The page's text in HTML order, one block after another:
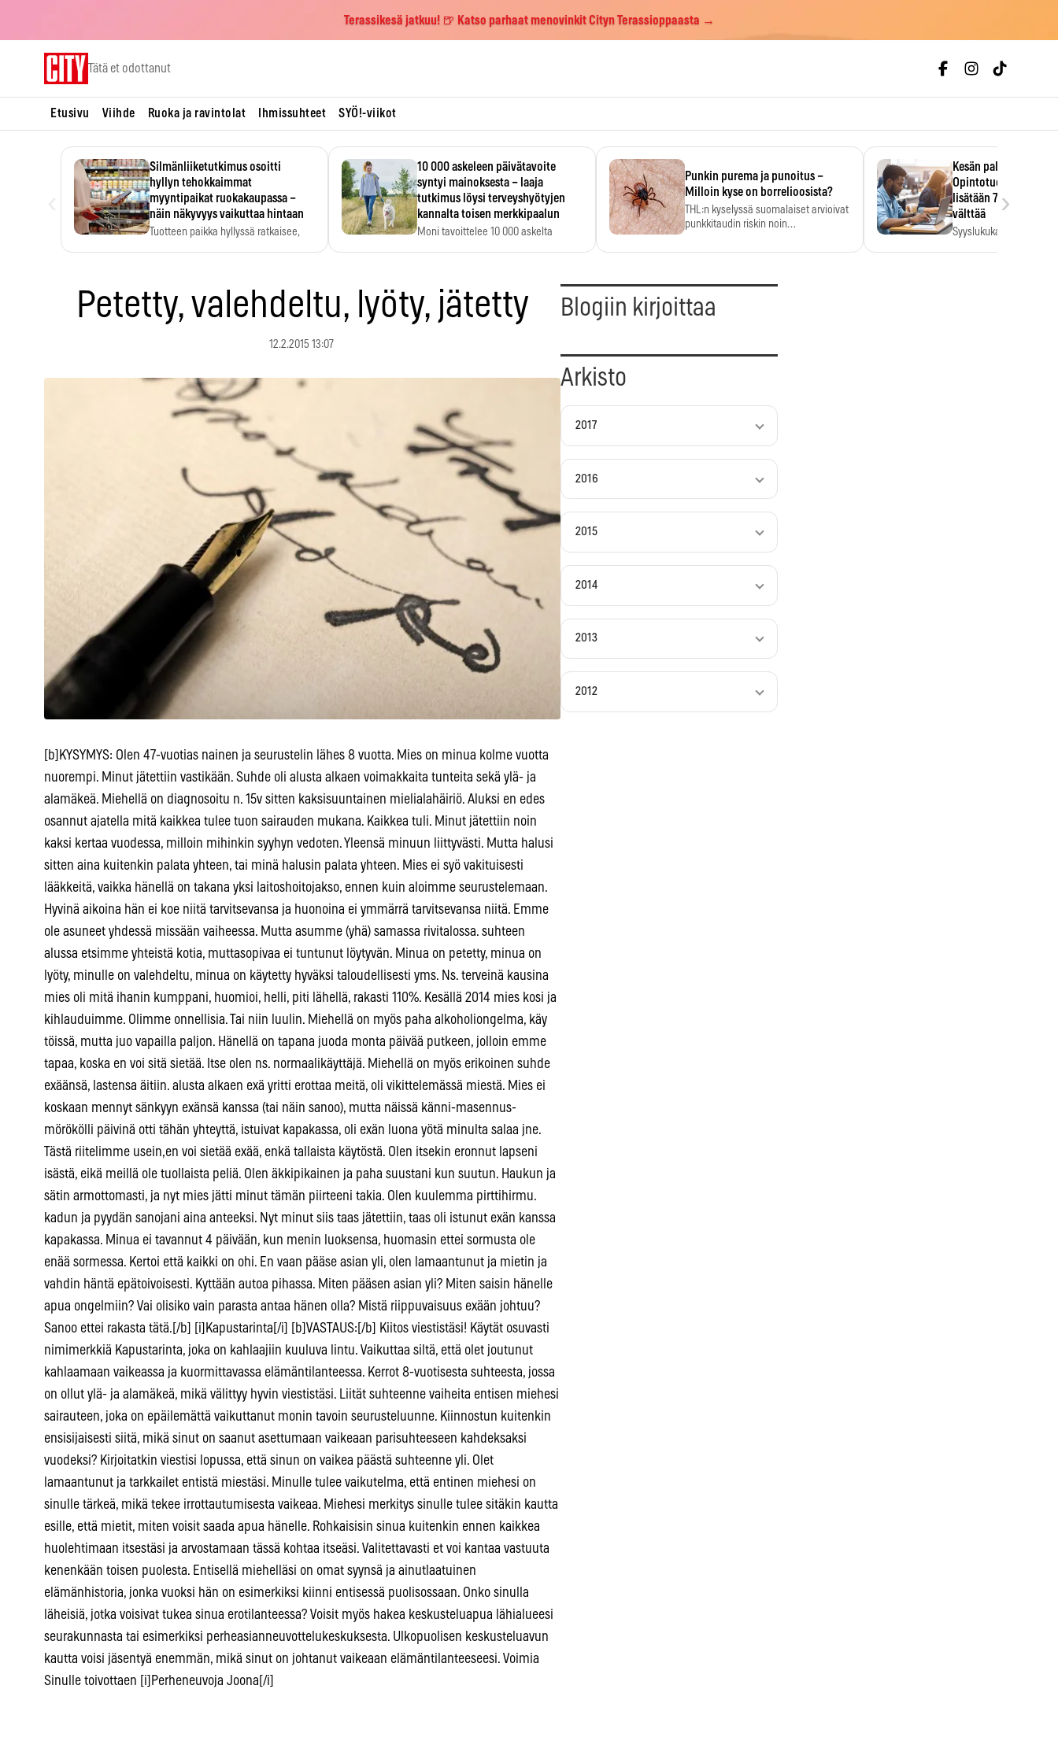
Terassikesä jatkuu! 🍺 Katso parhaat menovinkit Cityn Terassioppaasta →
Tätä et odottanut
Etusivu Viihde Ruoka ja ravintolat Ihmissuhteet SYÖ!-viikot
Silmänliiketutkimus osoitti
hyllyn tehokkaimmat
myyntipaikat ruokakaupassa –
näin näkyvyys vaikuttaa hintaan
Tuotteen paikka hyllyssä ratkaisee,
10 000 askeleen päivätavoite
syntyi mainoksesta – laaja
tutkimus löysi terveyshyötyjen
kannalta toisen merkkipaalun
Moni tavoittelee 10 000 askelta
Punkin purema ja punoitus –
Milloin kyse on borrelioosista?
THL:n kyselyssä suomalaiset arvioivat
punkkitaudin riskin noin
Kesän palkka
Opintotuen
lisätään 7,5
välttää
Syyslukukauden
›
Petetty, valehdeltu, lyöty, jätetty
12.2.2015 13:07
[b]KYSYMYS: Olen 47-vuotias nainen ja seurustelin lähes 8 vuotta. Mies on minua kolme vuotta
nuorempi. Minut jätettiin vastikään. Suhde oli alusta alkaen voimakkaita tunteita sekä ylä- ja
alamäkeä. Miehellä on diagnosoitu n. 15v sitten kaksisuuntainen mielialahäiriö. Aluksi en edes
osannut ajatella mitä kaikkea tulee tuon sairauden mukana. Kaikkea tuli. Minut jätettiin noin
kaksi kertaa vuodessa, milloin mihinkin syyhyn vedoten. Yleensä minuun liittyvästi. Mutta halusi
sitten aina kuitenkin palata yhteen, tai minä halusin palata yhteen. Mies ei syö vakituisesti
lääkkeitä, vaikka hänellä on takana yksi laitoshoitojakso, ennen kuin aloimme seurustelemaan.
Hyvinä aikoina hän ei koe niitä tarvitsevansa ja huonoina ei ymmärrä tarvitsevansa niitä. Emme
ole asuneet yhdessä missään vaiheessa. Mutta asumme (yhä) samassa rivitalossa. suhteen
alussa etsimme yhteistä kotia, muttasopivaa ei tuntunut löytyvän. Minua on petetty, minua on
lyöty, minulle on valehdeltu, minua on käytetty hyväksi taloudellisesti yms. Ns. terveinä kausina
mies oli mitä ihanin kumppani, huomioi, helli, piti lähellä, rakasti 110%. Kesällä 2014 mies kosi ja
kihlauduimme. Olimme onnellisia. Tai niin luulin. Miehellä on myös paha alkoholiongelma, käy
töissä, mutta juo vapailla paljon. Hänellä on tapana juoda monta päivää putkeen, jolloin emme
tapaa, koska en voi sitä sietää. Itse olen ns. normaalikäyttäjä. Miehellä on myös erikoinen suhde
exäänsä, lastensa äitiin. alusta alkaen exä yritti erottaa meitä, oli vikittelemässä miestä. Mies ei
koskaan mennyt sänkyyn exänsä kanssa (tai näin sanoo), mutta näissä känni-masennus-
mörökölli päivinä otti tähän yhteyttä, istuivat kapakassa, oli exän luona yötä minulta salaa jne.
Tästä riitelimme usein,en voi sietää exää, enkä tallaista käytöstä. Olen itsekin eronnut lapseni
isästä, eikä meillä ole tuollaista peliä. Olen äkkipikainen ja paha suustani kun suutun. Haukun ja
sätin armottomasti, ja nyt mies jätti minut tämän piirteeni takia. Olen kuulemma pirttihirmu.
kadun ja pyydän sanojani aina anteeksi. Nyt minut siis taas jätettiin, taas oli istunut exän kanssa
kapakassa. Minua ei tavannut 4 päivään, kun menin luoksensa, huomasin ettei sormusta ole
enää sormessa. Kertoi että kaikki on ohi. En vaan pääse asian yli, olen lamaantunut ja mietin ja
vahdin häntä epätoivoisesti. Kyttään autoa pihassa. Miten pääsen asian yli? Miten saisin hänelle
apua ongelmiin? Vai olisiko vain parasta antaa hänen olla? Mistä riippuvaisuus exään johtuu?
Sanoo ettei rakasta tätä.[/b] [i]Kapustarinta[/i] [b]VASTAUS:[/b] Kiitos viestistäsi! Käytät osuvasti
nimimerkkiä Kapustarinta, joka on kahlaajiin kuuluva lintu. Vaikuttaa siltä, että olet joutunut
kahlaamaan vaikeassa ja kuormittavassa elämäntilanteessa. Kerrot 8-vuotisesta suhteesta, jossa
on ollut ylä- ja alamäkeä, mikä välittyy hyvin viestistäsi. Liität suhteenne vaiheita entisen miehesi
sairauteen, joka on epäilemättä vaikuttanut monin tavoin seurusteluunne. Kiinnostun kuitenkin
ensisijaisesti siitä, mikä sinut on saanut asettumaan vaikeaan parisuhteeseen kahdeksaksi
vuodeksi? Kirjoitatkin viestisi lopussa, että sinun on vaikea päästä suhteenne yli. Olet
lamaantunut ja tarkkailet entistä miestäsi. Minulle tulee vaikutelma, että entinen miehesi on
sinulle tärkeä, mikä tekee irrottautumisesta vaikeaa. Miehesi merkitys sinulle tulee sitäkin kautta
esille, että mietit, miten voisit saada apua hänelle. Rohkaisisin sinua kuitenkin ennen kaikkea
huolehtimaan itsestäsi ja arvostamaan tässä kohtaa itseäsi. Valitettavasti et voi kantaa vastuuta
kenenkään toisen puolesta. Entisellä miehelläsi on omat syynsä ja ainutlaatuinen
elämänhistoria, jonka vuoksi hän on esimerkiksi kiinni entisessä puolisossaan. Onko sinulla
läheisiä, jotka voisivat tukea sinua erotilanteessa? Voisit myös hakea keskusteluapua lähialueesi
seurakunnasta tai esimerkiksi perheasianneuvottelukeskuksesta. Ulkopuolisen keskusteluavun
kautta voisi jäsentyä enemmän, mikä sinut on johtanut vaikeaan elämäntilanteeseesi. Voimia
Sinulle toivottaen [i]Perheneuvoja Joona[/i]
Blogiin kirjoittaa
Arkisto
2017
2016
2015
2014
2013
2012